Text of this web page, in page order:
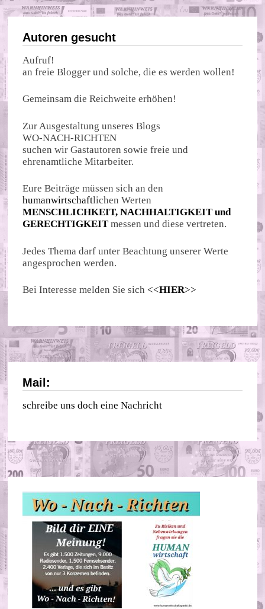
Autoren gesucht
Aufruf!
an freie Blogger und solche, die es werden wollen!
Gemeinsam die Reichweite erhöhen!
Zur Ausgestaltung unseres Blogs
WO-NACH-RICHTEN
suchen wir Gastautoren sowie freie und
ehrenamtliche Mitarbeiter.
Eure Beiträge müssen sich an den
humanwirtschaftlichen Werten
MENSCHLICHKEIT, NACHHALTIGKEIT und
GERECHTIGKEIT messen und diese vertreten.
Jedes Thema darf unter Beachtung unserer Werte
angesprochen werden.
Bei Interesse melden Sie sich <<HIER>>
Mail:
schreibe uns doch eine Nachricht